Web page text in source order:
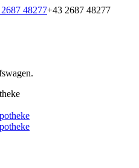
48277+43 2687 48277